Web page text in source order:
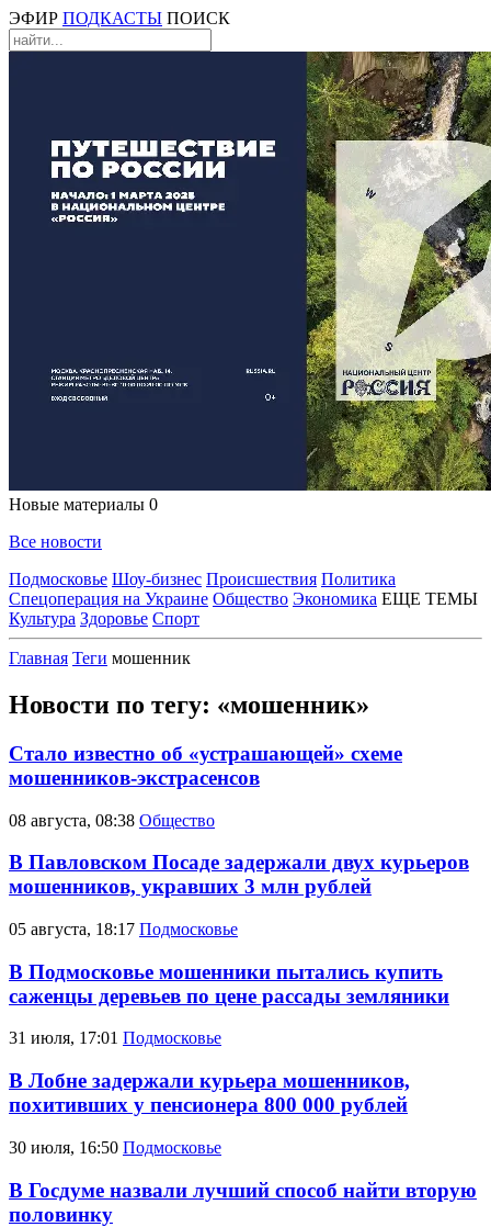
ЭФИР ПОДКАСТЫ ПОИСК
Новые материалы 0
Все новости
Подмосковье Шоу-бизнес Происшествия Политика
Спецоперация на Украине Общество Экономика ЕЩЕ ТЕМЫ
Культура Здоровье Спорт
Главная Теги мошенник
Новости по тегу: «мошенник»
Стало известно об «устрашающей» схеме
мошенников-экстрасенсов
08 августа, 08:38 Общество
В Павловском Посаде задержали двух курьеров
мошенников, укравших 3 млн рублей
05 августа, 18:17 Подмосковье
В Подмосковье мошенники пытались купить
саженцы деревьев по цене рассады земляники
31 июля, 17:01 Подмосковье
В Лобне задержали курьера мошенников,
похитивших у пенсионера 800 000 рублей
30 июля, 16:50 Подмосковье
В Госдуме назвали лучший способ найти вторую
половинку